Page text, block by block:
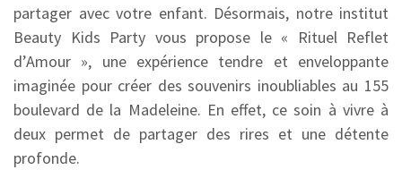
partager avec votre enfant. Désormais, notre institut
Beauty Kids Party vous propose le « Rituel Reflet
d’Amour », une expérience tendre et enveloppante
imaginée pour créer des souvenirs inoubliables au 155
boulevard de la Madeleine. En effet, ce soin à vivre à
deux permet de partager des rires et une détente
profonde.